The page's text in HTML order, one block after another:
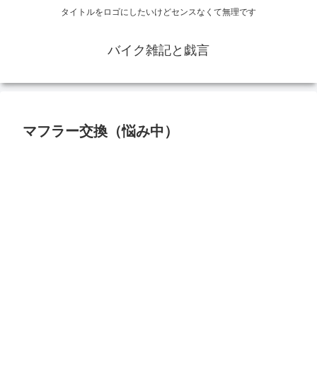
タイトルをロゴにしたいけどセンスなくて無理です
バイク雑記と戯言
マフラー交換（悩み中）